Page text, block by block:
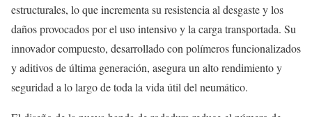
estructurales, lo que incrementa su resistencia al desgaste y los
daños provocados por el uso intensivo y la carga transportada. Su
innovador compuesto, desarrollado con polímeros funcionalizados
y aditivos de última generación, asegura un alto rendimiento y
seguridad a lo largo de toda la vida útil del neumático.